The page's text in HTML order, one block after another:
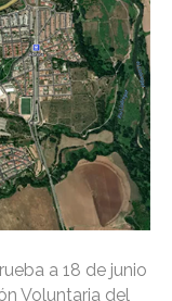
a 18 de junio
Voluntaria del